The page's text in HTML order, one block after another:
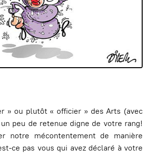
» ou plutôt « officier » des Arts (avec
peu de retenue digne de votre rang!
notre mécontentement de manière
ce pas vous qui avez déclaré à votre